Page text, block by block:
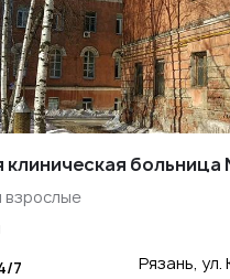
клиническая больница
взрослые
7
Рязань, ул.